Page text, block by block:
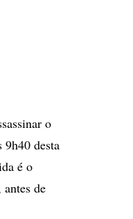
o
desta
é o
de